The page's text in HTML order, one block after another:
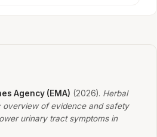
Agency (EMA) (2026). Herbal
overview of evidence and safety
urinary tract symptoms in